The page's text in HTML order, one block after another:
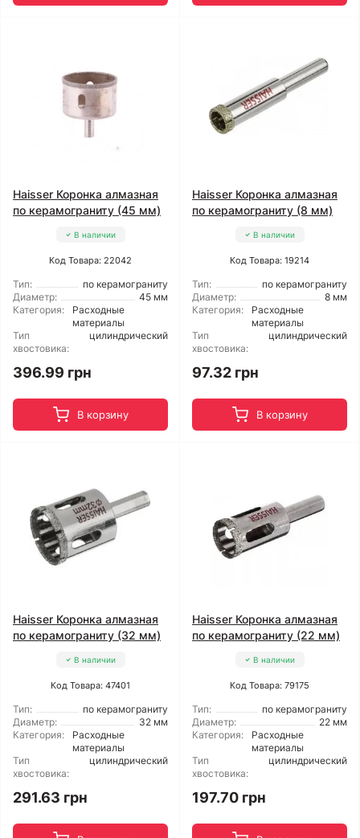
Haisser Коронка алмазная
по керамограниту (45 мм)
В наличии
Код Товара: 22042
Тип:
по керамограниту
Диаметр:
45 мм
Категория:
Расходные
материалы
Тип
хвостовика:
цилиндрический
396.99 грн
В корзину
Haisser Коронка алмазная
по керамограниту (8 мм)
В наличии
Код Товара: 19214
Тип:
по керамограниту
Диаметр:
8 мм
Категория:
Расходные
материалы
Тип
хвостовика:
цилиндрический
97.32 грн
В корзину
Haisser Коронка алмазная
по керамограниту (32 мм)
В наличии
Код Товара: 47401
Тип:
по керамограниту
Диаметр:
32 мм
Категория:
Расходные
материалы
Тип
хвостовика:
цилиндрический
291.63 грн
Haisser Коронка алмазная
по керамограниту (22 мм)
В наличии
Код Товара: 79175
Тип:
по керамограниту
Диаметр:
22 мм
Категория:
Расходные
материалы
Тип
хвостовика:
цилиндрический
197.70 грн